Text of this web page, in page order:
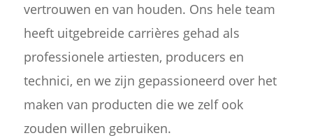
vertrouwen en van houden. Ons hele team
heeft uitgebreide carrières gehad als
professionele artiesten, producers en
technici, en we zijn gepassioneerd over het
maken van producten die we zelf ook
zouden willen gebruiken.